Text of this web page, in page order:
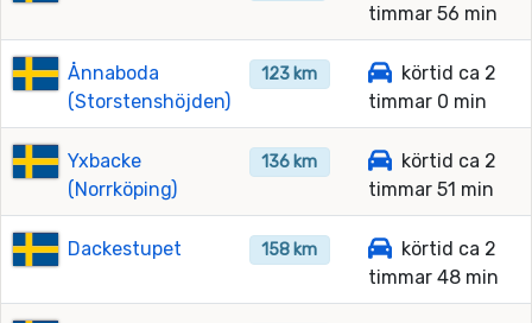
timmar 56 min
Ånnaboda
(Storstenshöjden)
123 km
körtid ca 2
timmar 0 min
Yxbacke
(Norrköping)
136 km
körtid ca 2
timmar 51 min
Dackestupet 158 km
körtid ca 2
timmar 48 min